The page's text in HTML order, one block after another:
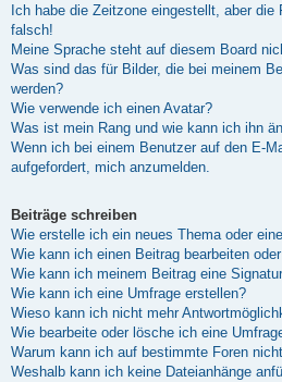
Ich habe die Zeitzone eingestellt, aber die
falsch!
Meine Sprache steht auf diesem Board
Was sind das für Bilder, die bei meinem
werden?
Wie verwende ich einen Avatar?
Was ist mein Rang und wie kann ich ihn
Wenn ich bei einem Benutzer auf den E-
aufgefordert, mich anzumelden.
Beiträge schreiben
Wie erstelle ich ein neues Thema oder
Wie kann ich einen Beitrag bearbeiten
Wie kann ich meinem Beitrag eine
Wie kann ich eine Umfrage erstellen?
Wieso kann ich nicht mehr
Wie bearbeite oder lösche ich eine
Warum kann ich auf bestimmte Foren
Weshalb kann ich keine Dateianhänge